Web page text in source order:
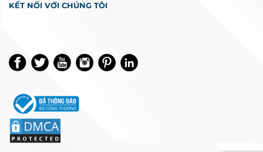
KẾT NỐI VỚI CHÚNG TÔI